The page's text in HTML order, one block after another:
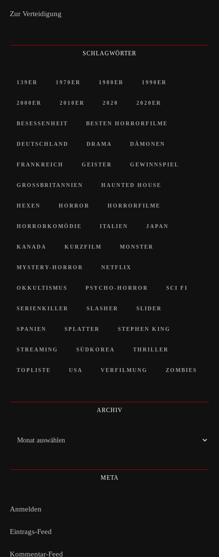
Zur Verteidigung
SCHLAGWÖRTER
139ER 1970ER 1980ER 1990ER
2000ER 2010ER 2020 2020ER
BESESSENHEIT BESTEN HORRORFILME
DEUTSCHLAND DRAMA DÄMONEN
FRANKREICH GEISTER GEWINNSPIEL
GROSSBRITANNIEN HAUNTED HOUSE
HEXEN HORROR HORRORFILME
HORRORKOMÖDIE ITALIEN JAPAN
KANADA KURZFILM MONSTER
MYSTERY-HORROR NETFLIX
OKKULTISMUS PSYCHO-HORROR SCI FI
SERIENKILLER SLASHER SLIDER
SPANIEN SPLATTER STEPHEN KING
STREAMING SÜDKOREA THRILLER
TOPLISTE USA VERFILMUNG ZOMBIES
ARCHIV
Archiv
META
Anmelden
Eintrags-Feed
Kommentar-Feed